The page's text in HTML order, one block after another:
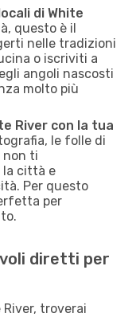
di White
questo è il
nelle tradizioni
o iscriviti a
angoli nascosti
molto più
River con la tua
le folle di
non ti
la città e
Per questo
per
voli diretti per
troverai